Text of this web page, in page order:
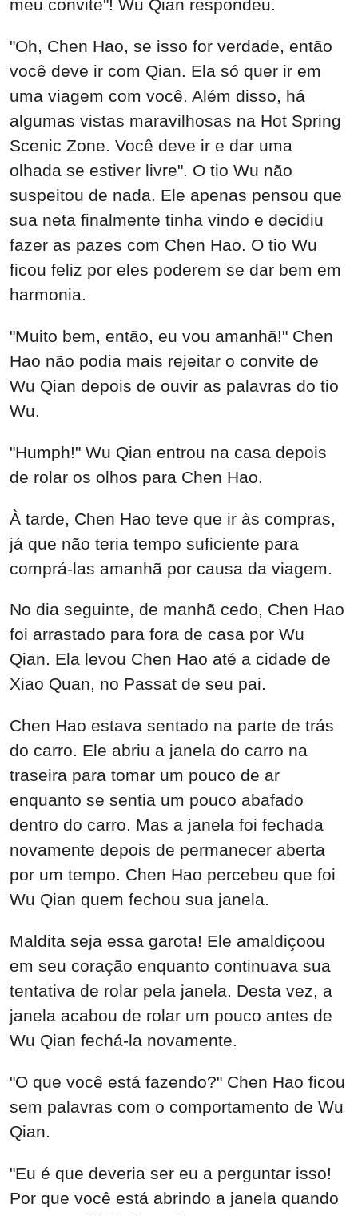
meu convite"! Wu Qian respondeu.
"Oh, Chen Hao, se isso for verdade, então
você deve ir com Qian. Ela só quer ir em
uma viagem com você. Além disso, há
algumas vistas maravilhosas na Hot Spring
Scenic Zone. Você deve ir e dar uma
olhada se estiver livre". O tio Wu não
suspeitou de nada. Ele apenas pensou que
sua neta finalmente tinha vindo e decidiu
fazer as pazes com Chen Hao. O tio Wu
ficou feliz por eles poderem se dar bem em
harmonia.
"Muito bem, então, eu vou amanhã!" Chen
Hao não podia mais rejeitar o convite de
Wu Qian depois de ouvir as palavras do tio
Wu.
"Humph!" Wu Qian entrou na casa depois
de rolar os olhos para Chen Hao.
À tarde, Chen Hao teve que ir às compras,
já que não teria tempo suficiente para
comprá-las amanhã por causa da viagem.
No dia seguinte, de manhã cedo, Chen Hao
foi arrastado para fora de casa por Wu
Qian. Ela levou Chen Hao até a cidade de
Xiao Quan, no Passat de seu pai.